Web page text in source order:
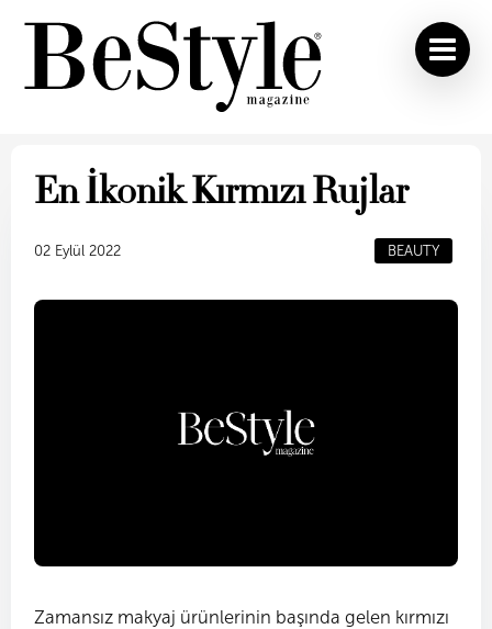
En İkonik Kırmızı Rujlar
02 Eylül 2022 BEAUTY
Zamansız makyaj ürünlerinin başında gelen kırmızı